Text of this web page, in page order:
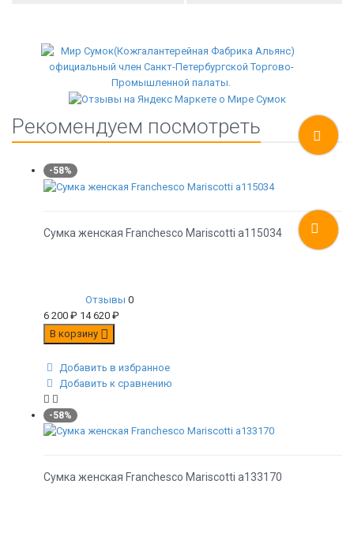
Рекомендуем посмотреть
-58%
Сумка женская Franchesco Mariscotti а115034
Отзывы 0
6 200 ₽ 14 620 ₽
В корзину
Добавить в избранное
Добавить к сравнению
-58%
Сумка женская Franchesco Mariscotti а133170